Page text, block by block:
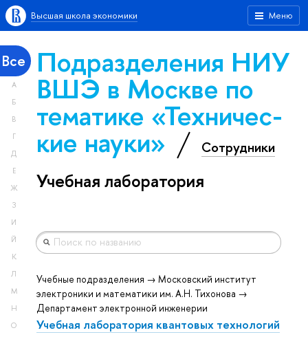
Меню
Высшая школа экономики
Все
А
Б
В
Г
Д
Е
Ж
З
И
Й
К
Л
М
Н
О
Подразделения НИУ
ВШЭ в Москве по
тематике «Тех­ничес­
кие науки» Сотрудники
Учебная лаборатория
Учебные подразделения → Московский институт
электроники и математики им. А.Н. Тихонова →
Департамент электронной инженерии
Учебная лаборатория квантовых технологий